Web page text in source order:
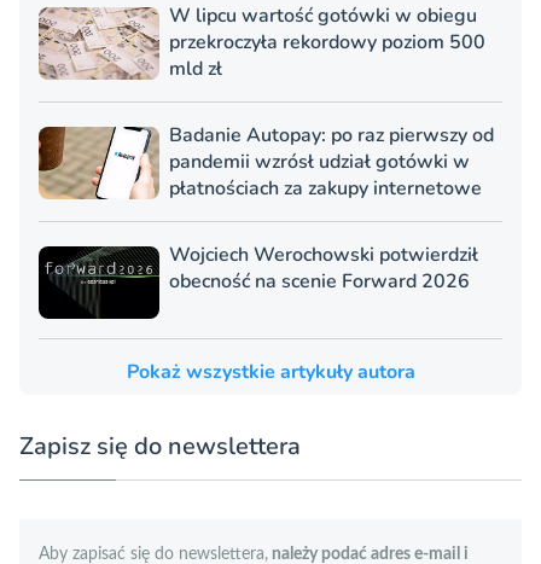
W lipcu wartość gotówki w obiegu
przekroczyła rekordowy poziom 500
mld zł
Badanie Autopay: po raz pierwszy od
pandemii wzrósł udział gotówki w
płatnościach za zakupy internetowe
Wojciech Werochowski potwierdził
obecność na scenie Forward 2026
Pokaż wszystkie artykuły autora
Zapisz się do newslettera
Aby zapisać się do newslettera, należy podać adres e-mail i